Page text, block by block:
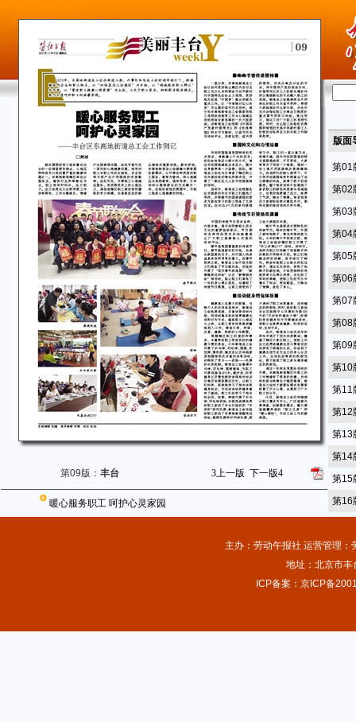
第09版： 丰台 3上一版 下一版4
暖心服务职工 呵护心灵家园
版面
第01
第02
第03
第04
第05
第06
第07
第08
第09
第10
第11
第12
第13
第14
第15
第16
主办：劳动午报社 运营管理
地址：北京市
ICP备案：京ICP备